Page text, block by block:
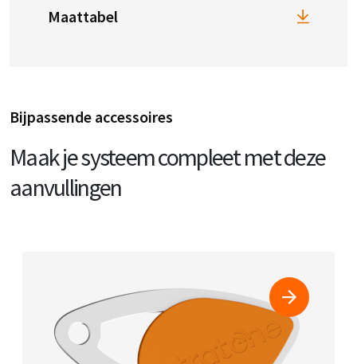
Maattabel
Bijpassende accessoires
Maak je systeem compleet met deze
aanvullingen